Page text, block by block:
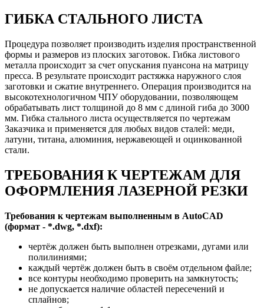
ГИБКА СТАЛЬНОГО ЛИСТА
Процедура позволяет производить изделия пространственной
формы и размеров из плоских заготовок. Гибка листового
металла происходит за счет опускания пуансона на матрицу
пресса. В результате происходит растяжка наружного слоя
заготовки и сжатие внутреннего. Операция производится на
высокотехнологичном ЧПУ оборудовании, позволяющем
обрабатывать лист толщиной до 8 мм с длиной гиба до 3000
мм. Гибка стального листа осуществляется по чертежам
Заказчика и применяется для любых видов сталей: меди,
латуни, титана, алюминия, нержавеющей и оцинкованной
стали.
ТРЕБОВАНИЯ К ЧЕРТЕЖАМ ДЛЯ
ОФОРМЛЕНИЯ ЛАЗЕРНОЙ РЕЗКИ
Требования к чертежам выполненным в AutoCAD
(формат - *.dwg, *.dxf):
чертёж должен быть выполнен отрезками, дугами или
полилиниями;
каждый чертёж должен быть в своём отдельном файле;
все контуры необходимо проверить на замкнутость;
не допускается наличие областей пересечений и
сплайнов;